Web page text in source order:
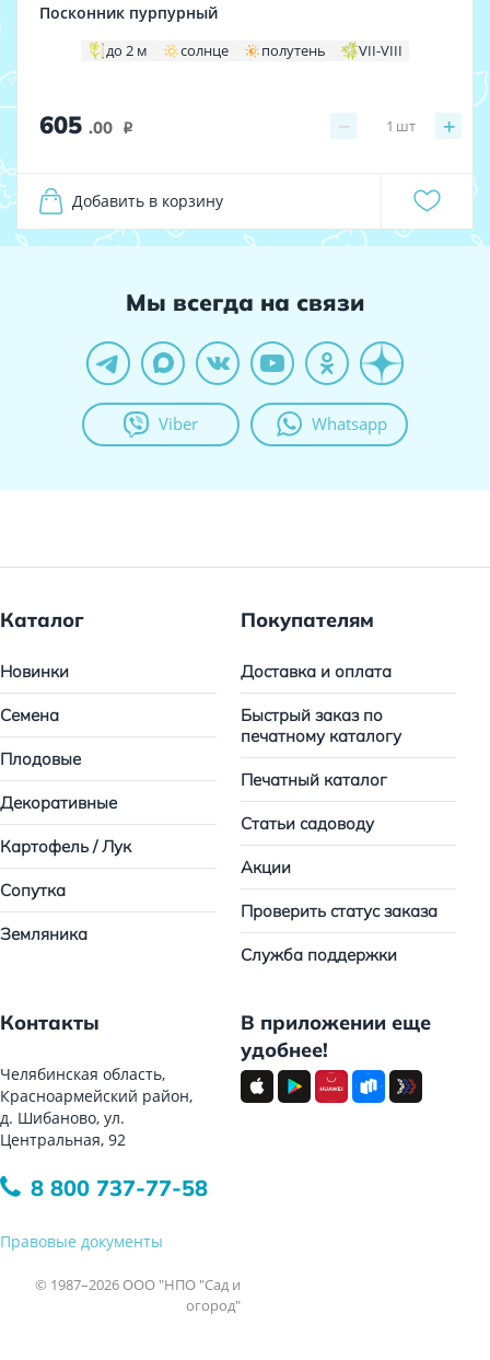
Посконник пурпурный
до 2 м солнце полутень VII-VIII
605 .00 i − +
1 шт
Добавить в корзину
Мы всегда на связи
Viber Whatsapp
Каталог
Новинки
Семена
Плодовые
Декоративные
Картофель / Лук
Сопутка
Земляника
Покупателям
Доставка и оплата
Быстрый заказ по
печатному каталогу
Печатный каталог
Статьи садоводу
Акции
Проверить статус заказа
Служба поддержки
Контакты
Челябинская область,
Красноармейский район,
д. Шибаново, ул.
Центральная, 92
8 800 737-77-58
Правовые документы
© 1987–2026 ООО "НПО "Сад и
огород"
В приложении еще
удобнее!